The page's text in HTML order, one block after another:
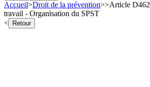
Accueil>Droit de la prévention>>Article
travail - Organisation du SPST
<
Retour